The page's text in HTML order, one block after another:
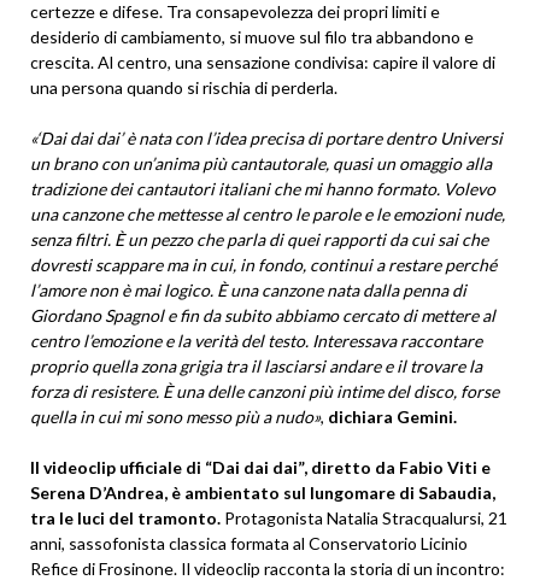
certezze e difese. Tra consapevolezza dei propri limiti e
desiderio di cambiamento, si muove sul filo tra abbandono e
crescita. Al centro, una sensazione condivisa: capire il valore di
una persona quando si rischia di perderla.
«‘Dai dai dai’ è nata con l’idea precisa di portare dentro Universi
un brano con un’anima più cantautorale, quasi un omaggio alla
tradizione dei cantautori italiani che mi hanno formato. Volevo
una canzone che mettesse al centro le parole e le emozioni nude,
senza filtri. È un pezzo che parla di quei rapporti da cui sai che
dovresti scappare ma in cui, in fondo, continui a restare perché
l’amore non è mai logico. È una canzone nata dalla penna di
Giordano Spagnol e fin da subito abbiamo cercato di mettere al
centro l’emozione e la verità del testo. Interessava raccontare
proprio quella zona grigia tra il lasciarsi andare e il trovare la
forza di resistere. È una delle canzoni più intime del disco, forse
quella in cui mi sono messo più a nudo», dichiara Gemini.
Il videoclip ufficiale di “Dai dai dai”, diretto da Fabio Viti e
Serena D’Andrea, è ambientato sul lungomare di Sabaudia,
tra le luci del tramonto. Protagonista Natalia Stracqualursi, 21
anni, sassofonista classica formata al Conservatorio Licinio
Refice di Frosinone. Il videoclip racconta la storia di un incontro: